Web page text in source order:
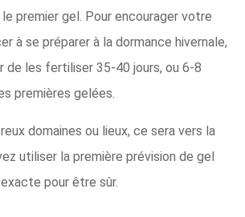
premier gel. Pour encourager votre
à se préparer à la dormance hivernale,
de les fertiliser 35-40 jours, ou 6-8
premières gelées.
domaines ou lieux, ce sera vers la
utiliser la première prévision de gel
pour être sûr.